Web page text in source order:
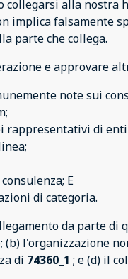
collegarsi alla nostra
implica falsamente
parte che collega.
e approvare
note sui
rappresentativi di enti
E
di categoria.
da parte di
(b) l'organizzazione
di 74360_1 ; e (d) il